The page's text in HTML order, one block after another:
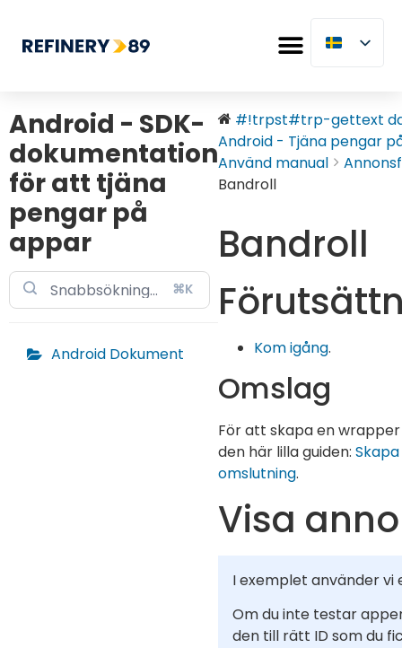
Android - SDK-
dokumentation
för att tjäna
pengar på
appar
⌘K
Android Dokument
#!trpst#trp-gettext
Android - Tjäna pengar
Använd manual
Bandroll
Bandroll
Kom igång.
Omslag
För att skapa en
den här lilla guiden:
omslutning.
Visa
I exemplet använder
Om du inte testar
den till rätt ID som du